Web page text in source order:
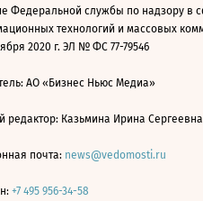
Федеральной службы по надзору в
технологий и массовых
2020 г. ЭЛ № ФС 77-79546
АО «Бизнес Ньюс Медиа»
редактор: Казьмина Ирина Сергеевна
почта: news@vedomosti.ru
+7 495 956-34-58